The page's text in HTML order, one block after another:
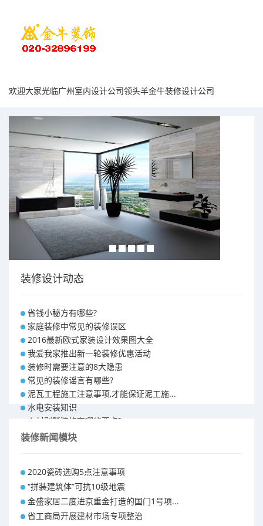
欢迎大家光临广州室内设计公司领头羊金牛装修设计公司
装修设计动态
省钱小秘方有哪些?
家庭装修中常见的装修误区
2016最新欧式家装设计效果图大全
我爱我家推出新一轮装修优惠活动
装修时需要注意的8大隐患
常见的装修谣言有哪些?
泥瓦工程施工注意事项,才能保证泥工施...
水电安装知识
乡村别墅装修有哪些要点?
别墅怎样装修之装修技巧
昆明110平米装修预算 装修报价清单
昆明100平米装修多少钱
装修新闻模块
2020瓷砖选购5点注意事项
“拼装建筑体”可抗10级地震
金盛家居二度进京重金打造的国门1号项...
省工商局开展建材市场专项整治